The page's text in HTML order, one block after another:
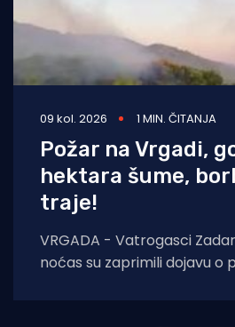
09 kol. 2026 1 MIN. ČITANJA
Požar na Vrgadi,
hektara šume,
traje!
VRGADA - Vatrogasci
noćas su zaprimili dojavu o